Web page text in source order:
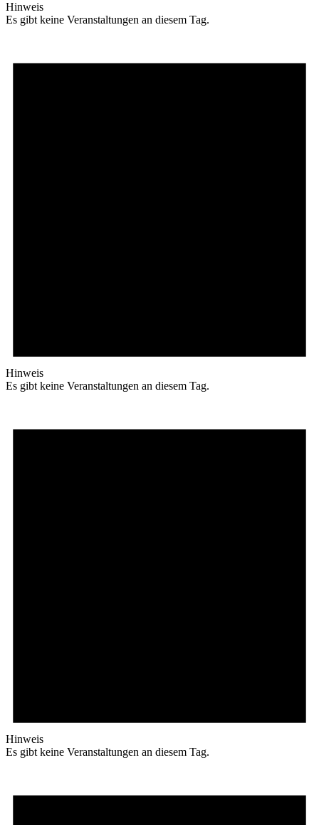
Hinweis
Es gibt keine Veranstaltungen an diesem Tag.
Hinweis
Es gibt keine Veranstaltungen an diesem Tag.
Hinweis
Es gibt keine Veranstaltungen an diesem Tag.